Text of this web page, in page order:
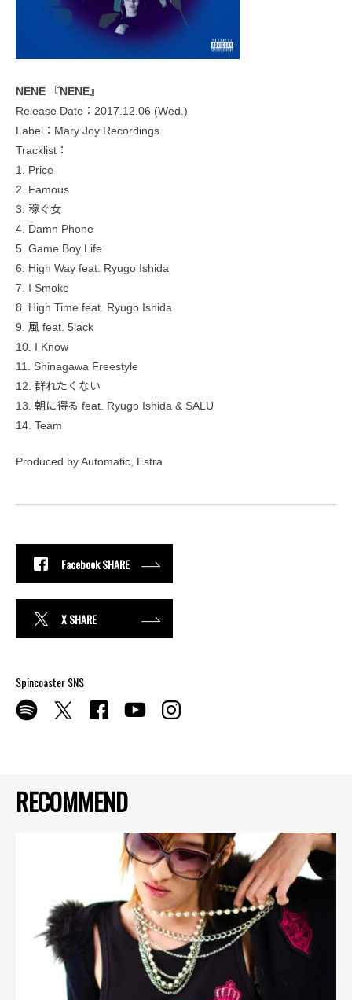
RECOMMEND
NENE 『NENE』
Release Date：2017.12.06 (Wed.)
Label：Mary Joy Recordings
Tracklist：
1. Price
2. Famous
3. 稼ぐ女
4. Damn Phone
5. Game Boy Life
6. High Way feat. Ryugo Ishida
7. I Smoke
8. High Time feat. Ryugo Ishida
9. 風 feat. 5lack
10. I Know
11. Shinagawa Freestyle
12. 群れたくない
13. 朝に得る feat. Ryugo Ishida & SALU
14. Team
Produced by Automatic, Estra
Facebook SHARE
X SHARE
Spincoaster SNS